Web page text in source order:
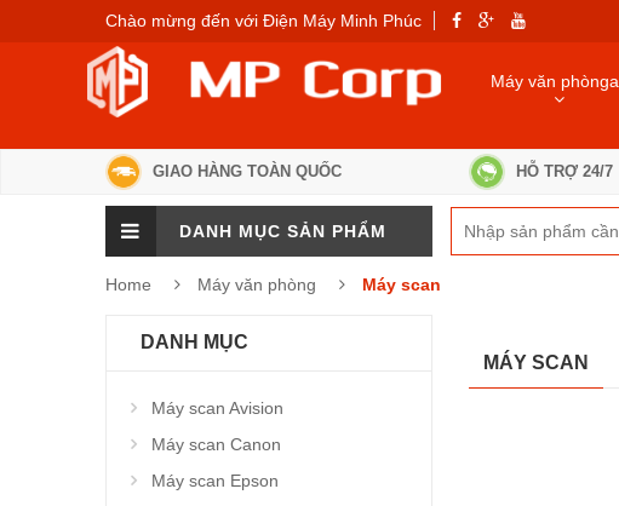
Chào mừng đến với Điện Máy Minh Phúc
Máy văn phònga
GIAO HÀNG TOÀN QUỐC HỖ TRỢ 24/7
DANH MỤC SẢN PHẨM
Home Máy văn phòng Máy scan
MÁY SCAN
DANH MỤC
Máy scan Avision
Máy scan Canon
Máy scan Epson